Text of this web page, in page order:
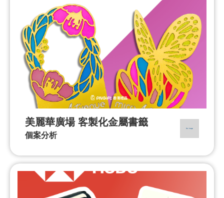
美麗華廣場 客製化金屬書籤
個案分析